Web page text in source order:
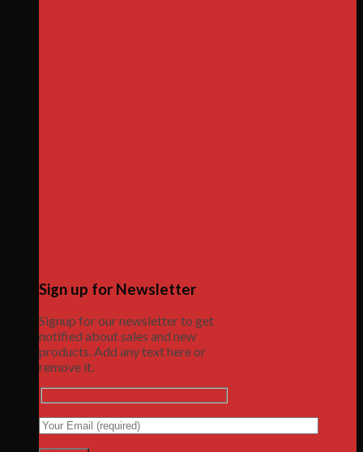
Sign up for Newsletter
Signup for our newsletter to get
notified about sales and new
products. Add any text here or
remove it.